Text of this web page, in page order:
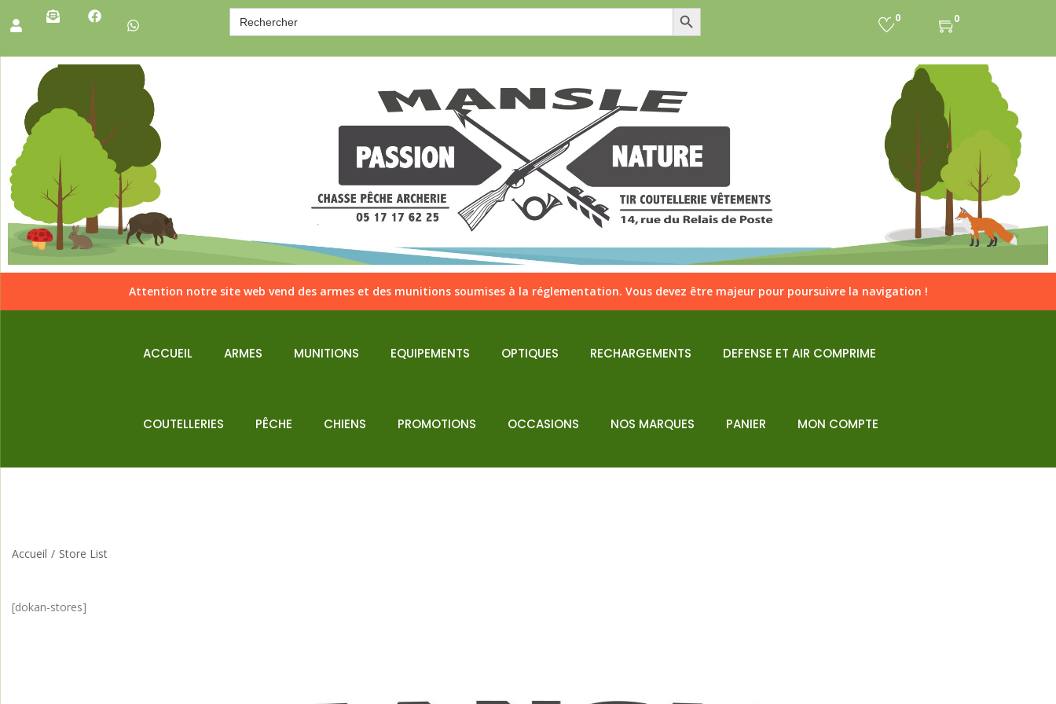
Search
for:
Search Button
0 0
Attention notre site web vend des armes et des munitions soumises à la réglementation. Vous devez être majeur pour poursuivre la navigation !
ACCUEIL ARMES MUNITIONS EQUIPEMENTS OPTIQUES RECHARGEMENTS DEFENSE ET AIR COMPRIME
COUTELLERIES PÊCHE CHIENS PROMOTIONS OCCASIONS NOS MARQUES PANIER MON COMPTE
Accueil / Store List
[dokan-stores]